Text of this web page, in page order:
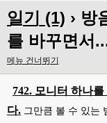
일기 (1) › 방
를 바꾸면서
메뉴 건너뛰기
742. 모니터 하나
다. 그만큼 볼 수 있는